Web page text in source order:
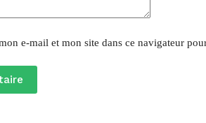
e-mail et mon site dans ce navigateur